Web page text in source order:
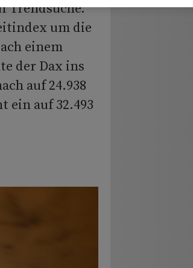
Trendsuche.
um die
einem
der Dax ins
auf 24.938
ein auf 32.493